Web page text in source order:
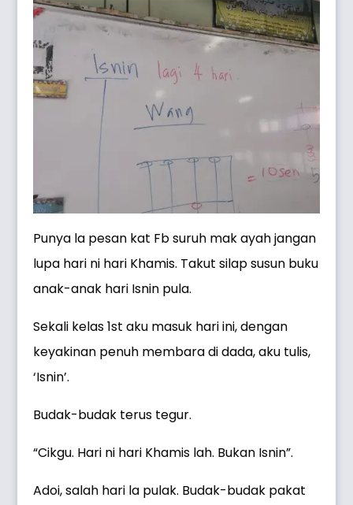
Punya la pesan kat Fb suruh mak ayah jangan
lupa hari ni hari Khamis. Takut silap susun buku
anak-anak hari Isnin pula.
Sekali kelas 1st aku masuk hari ini, dengan
keyakinan penuh membara di dada, aku tulis,
‘Isnin’.
Budak-budak terus tegur.
“Cikgu. Hari ni hari Khamis lah. Bukan Isnin”.
Adoi, salah hari la pulak. Budak-budak pakat